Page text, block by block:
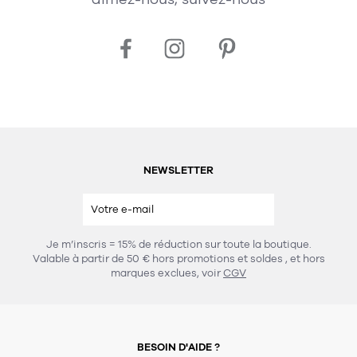
NEWSLETTER
Je m’inscris = 15% de réduction sur toute la boutique.
Valable à partir de 50 € hors promotions et soldes , et hors
marques exclues, voirCGV
BESOIN D'AIDE ?